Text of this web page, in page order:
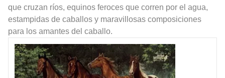
que cruzan ríos, equinos feroces que corren por el agua,
estampidas de caballos y maravillosas composiciones
para los amantes del caballo.